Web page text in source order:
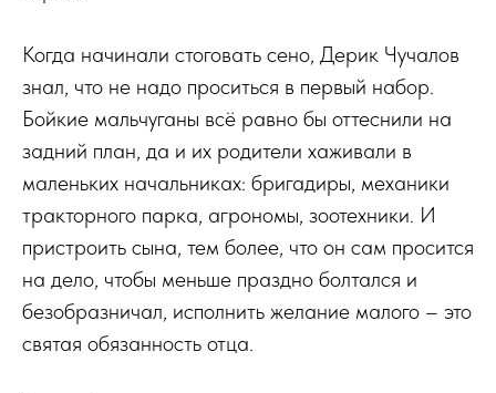
Когда начинали стоговать сено, Дерик Чучалов
знал, что не надо проситься в первый набор.
Бойкие мальчуганы всё равно бы оттеснили на
задний план, да и их родители хаживали в
маленьких начальниках: бригадиры, механики
тракторного парка, агрономы, зоотехники. И
пристроить сына, тем более, что он сам просится
на дело, чтобы меньше праздно болтался и
безобразничал, исполнить желание малого – это
святая обязанность отца.